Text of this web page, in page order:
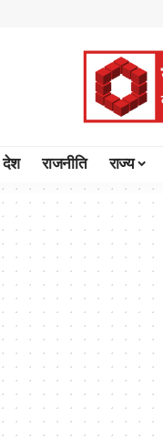
देश राजनीति राज्य